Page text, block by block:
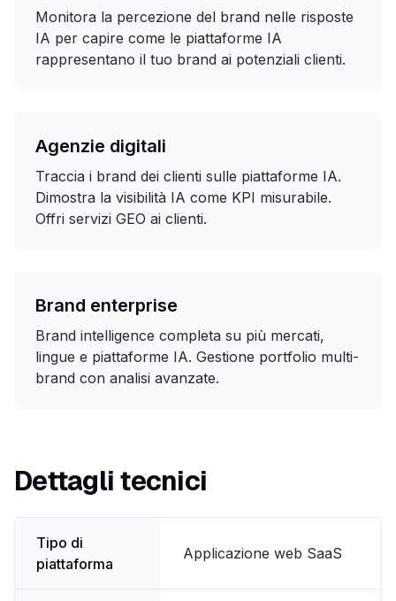
Monitora la percezione del brand nelle risposte
IA per capire come le piattaforme IA
rappresentano il tuo brand ai potenziali clienti.
Agenzie digitali
Traccia i brand dei clienti sulle piattaforme IA.
Dimostra la visibilità IA come KPI misurabile.
Offri servizi GEO ai clienti.
Brand enterprise
Brand intelligence completa su più mercati,
lingue e piattaforme IA. Gestione portfolio multi-
brand con analisi avanzate.
Dettagli tecnici
Tipo di
piattaforma
Applicazione web SaaS